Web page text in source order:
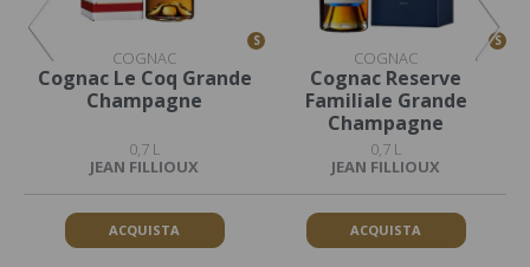
S
COGNAC
Cognac Le Coq Grande
Champagne
0,7 L
JEAN FILLIOUX
ACQUISTA
S
COGNAC
Cognac Reserve
Familiale Grande
Champagne
0,7 L
JEAN FILLIOUX
ACQUISTA